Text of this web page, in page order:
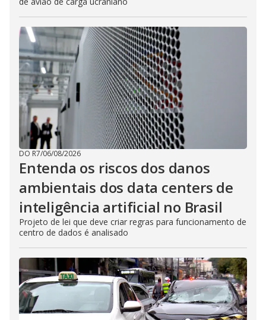
DO R7/06/08/2026
Entenda os riscos dos danos
ambientais dos data centers de
inteligência artificial no Brasil
Projeto de lei que deve criar regras para funcionamento de
centro de dados é analisado